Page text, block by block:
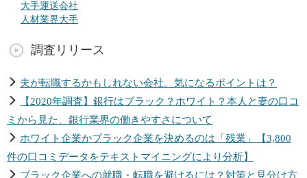
大手運送会社
人材業界大手
調査リリース
夫が転職するかもしれない会社。気になるポイントは？
【2020年調査】銀行はブラック？ホワイト？本人と妻の口コ
ミから見た、銀行業界の働きやすさについて
ホワイト企業かブラック企業を決めるのは「残業」【3,800
件の口コミデータをテキストマイニングにより分析】
ブラック企業への就職・転職を避けるには？対策と見分け方